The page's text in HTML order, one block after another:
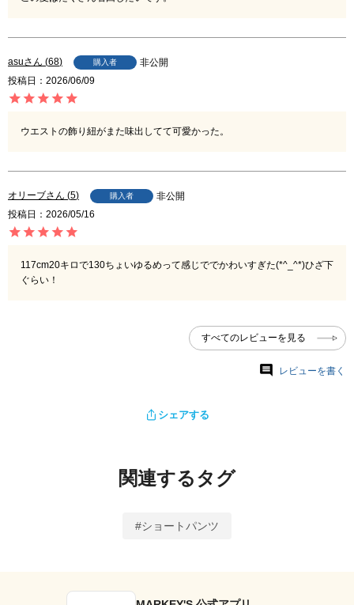
asu 68 購入者
非公開
投稿日
2026/06/09
ウエストの飾り紐がまた味出してて可愛かった。
オリーブ 5 購入者
非公開
投稿日
2026/05/16
117cm20キロで130ちょいゆるめって感じででかわいすぎた(*^_^*)ひざ下
ぐらい！
すべてのレビューを見る
レビューを書く
シェアする
関連するタグ
#ショートパンツ